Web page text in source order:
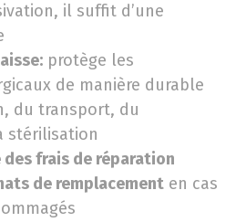
il suffit d’une
protège les
de manière durable
du transport, du
stérilisation
frais de réparation
de remplacement en cas